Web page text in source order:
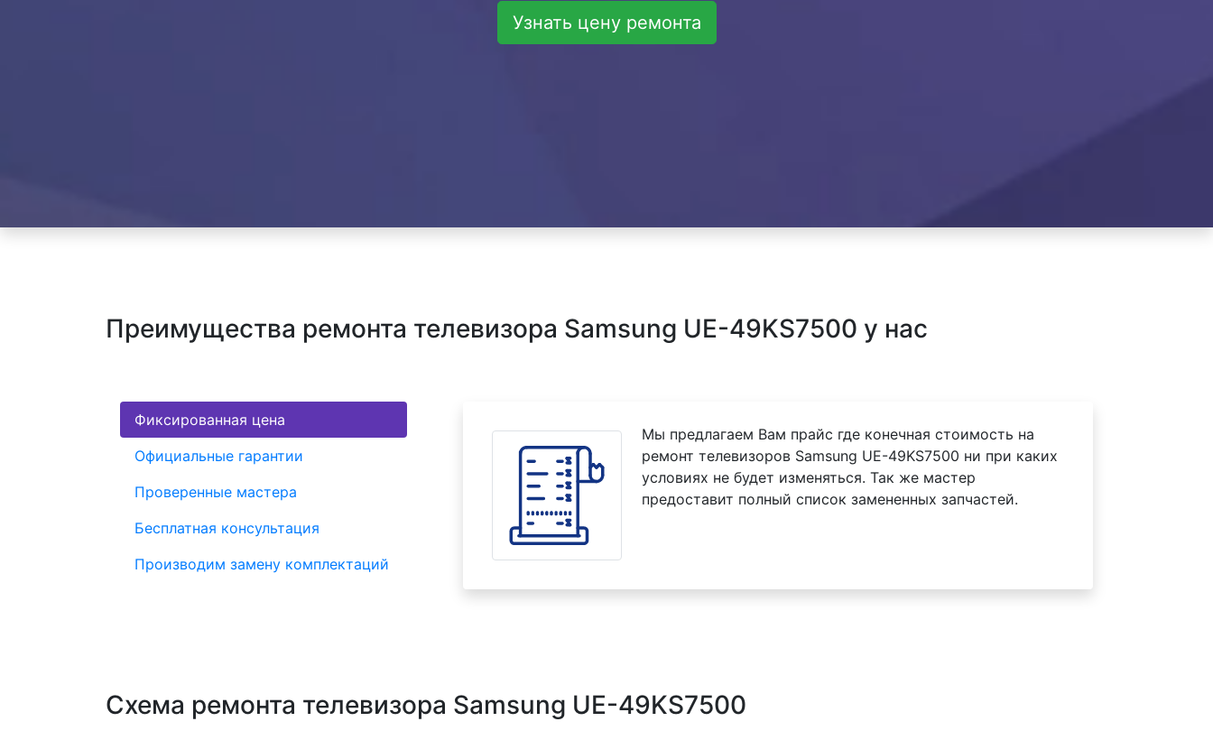
Узнать цену ремонта
Преимущества ремонта телевизора Samsung UE-49KS7500 у нас
Фиксированная цена
Официальные гарантии
Проверенные мастера
Бесплатная консультация
Производим замену комплектаций
Мы предлагаем Вам прайс где конечная стоимость на
ремонт телевизоров Samsung UE-49KS7500 ни при каких
условиях не будет изменяться. Так же мастер
предоставит полный список замененных запчастей.
Схема ремонта телевизора Samsung UE-49KS7500